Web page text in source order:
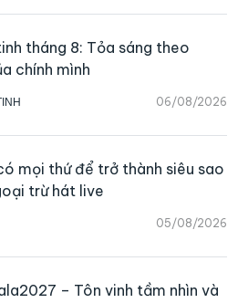
06/08/2026
tháng 8: Tỏa sáng theo
chính mình
05/08/2026
mọi thứ để trở thành siêu sao
trừ hát live
– Tôn vinh tầm nhìn và